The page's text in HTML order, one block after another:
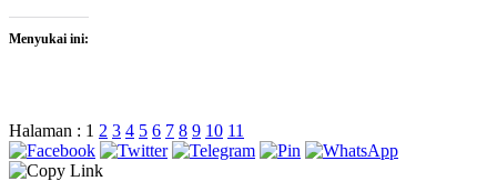
Menyukai ini:
Halaman : 1 2 3 4 5 6 7 8 9 10 11